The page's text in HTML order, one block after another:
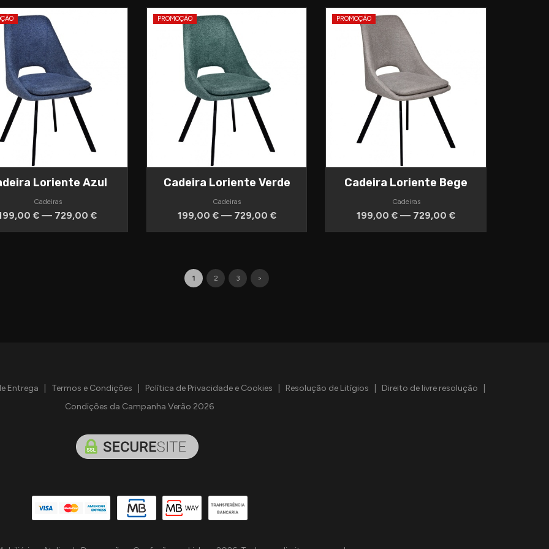
Loriente Azul
Cadeiras
€ — 729,00 €
PROMOÇÃO
Cadeira Loriente Verde
Cadeiras
199,00 € — 729,00 €
PROMOÇÃO
Cadeira Loriente Bege
Cadeiras
199,00 € — 729,00 €
1 2 3 >
Entrega Termos e Condições Política de Privacidade e Cookies Resolução de Litígios Direito de livre resolução
Condições da Campanha Verão 2026